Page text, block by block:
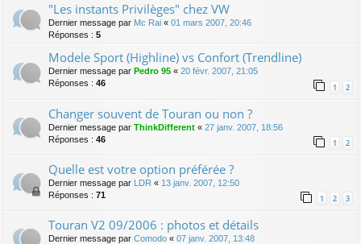
"Les instants Privilèges" chez VW
Dernier message par Mc Rai « 01 mars 2007, 20:46
Réponses : 5
Modele Sport (Highline) vs Confort (Trendline)
Dernier message par Pedro 95 « 20 févr. 2007, 21:05
Réponses : 46 1 2
Changer souvent de Touran ou non ?
Dernier message par ThinkDifferent « 27 janv. 2007, 18:56
Réponses : 46 1 2
Quelle est votre option préférée ?
Dernier message par LDR « 13 janv. 2007, 12:50
Réponses : 71 1 2 3
Touran V2 09/2006 : photos et détails
Dernier message par Comodo « 07 janv. 2007, 13:48